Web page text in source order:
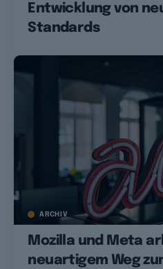
Entwicklung von
Standards
ARCHIV
Mozilla und Meta
neuartigem Weg